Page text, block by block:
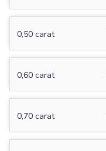
0,50 carat
0,60 carat
0,70 carat